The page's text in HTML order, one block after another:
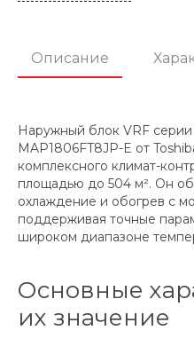
Описание
Наружный блок VRF
MAP1806FT8JP-E от
комплексного климат-
площадью до 504 м². Он
охлаждение и обогрев с
поддерживая точные
широком диапазоне
Основные
их значение